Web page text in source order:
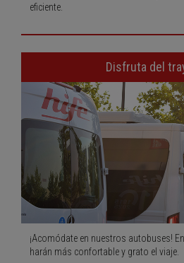
eficiente.
Disfruta del
¡Acomódate en nuestros autobuses!
harán más confortable y grato el viaje.